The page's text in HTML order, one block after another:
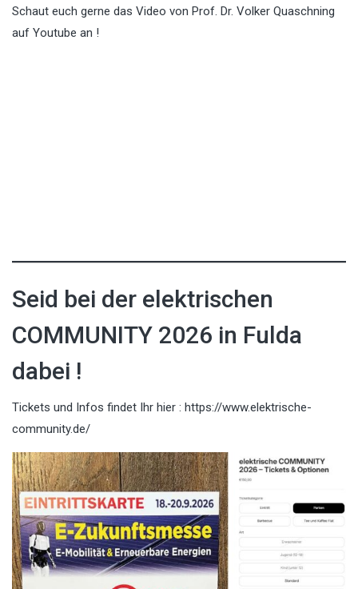
Schaut euch gerne das Video von Prof. Dr. Volker Quaschning
auf Youtube an !
Seid bei der elektrischen
COMMUNITY 2026 in Fulda
dabei !
Tickets und Infos findet Ihr hier : https://www.elektrische-
community.de/